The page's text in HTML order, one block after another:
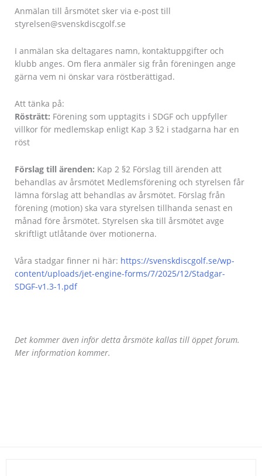
Anmälan till årsmötet sker via e-post till
styrelsen@svenskdiscgolf.se
I anmälan ska deltagares namn, kontaktuppgifter och
klubb anges. Om flera anmäler sig från föreningen ange
gärna vem ni önskar vara röstberättigad.
Att tänka på:
Rösträtt: Förening som upptagits i SDGF och uppfyller
villkor för medlemskap enligt Kap 3 §2 i stadgarna har en
röst
Förslag till ärenden: Kap 2 §2 Förslag till ärenden att
behandlas av årsmötet Medlemsförening och styrelsen får
lämna förslag att behandlas av årsmötet. Förslag från
förening (motion) ska vara styrelsen tillhanda senast en
månad före årsmötet. Styrelsen ska till årsmötet avge
skriftligt utlåtande över motionerna.
Våra stadgar finner ni här: https://svenskdiscgolf.se/wp-
content/uploads/jet-engine-forms/7/2025/12/Stadgar-
SDGF-v1.3-1.pdf
Det kommer även inför detta årsmöte kallas till öppet forum.
Mer information kommer.